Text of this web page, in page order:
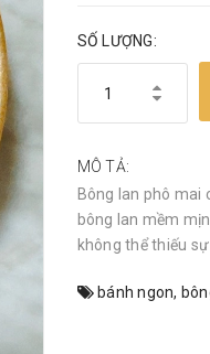
SỐ LƯỢNG:
MÔ TẢ:
Bông lan phô mai
bông lan mềm
không thể thiếu
bánh ngon,